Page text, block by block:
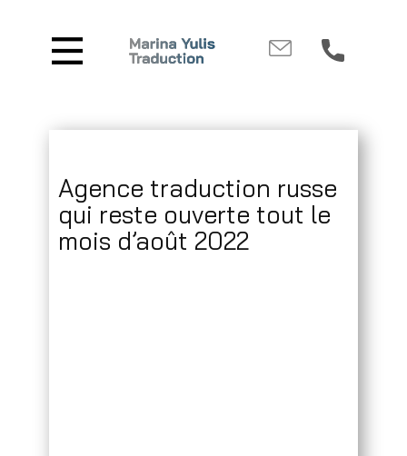
Agence traduction russe
qui reste ouverte tout le
mois d’août 2022